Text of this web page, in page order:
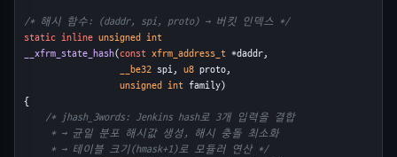
/* 해시 함수: (daddr, spi, proto) → 버킷 인덱스 */
static inline unsigned int
__xfrm_state_hash(const xfrm_address_t *daddr,
__be32 spi, u8 proto,
unsigned int family)
{
/* jhash_3words: Jenkins hash로 3개 입력을 결합
     * → 균일 분포 해시값 생성, 해시 충돌 최소화
     * → 테이블 크기(hmask+1)로 모듈러 연산 */